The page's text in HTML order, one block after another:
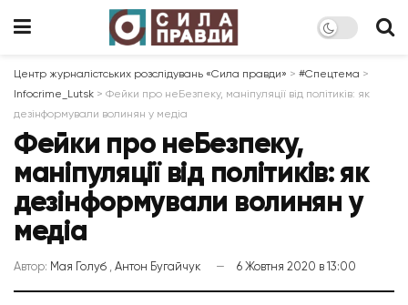
Центр журналістських розслідувань «Сила правди» > #Спецтема >
Infocrime_Lutsk > Фейки про неБезпеку, маніпуляції від політиків: як
дезінформували волинян у медіа
Фейки про неБезпеку,
маніпуляції від політиків: як
дезінформували волинян у
медіа
Автор: Мая Голуб Антон Бугайчук 6 Жовтня 2020 в 13:00